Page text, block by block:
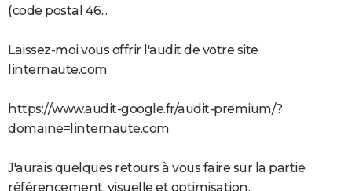
(code postal 46...
Laissez-moi vous offrir l'audit de votre site
linternaute.com
https://www.audit-google.fr/audit-premium/?
domaine=linternaute.com
J'aurais quelques retours à vous faire sur la partie
référencement, visuelle et optimisation.